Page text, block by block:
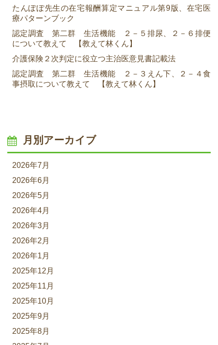
たんぽぽ先生の在宅報酬算定マニュアル第9版、在宅医
療パターンブック
認定調査 第二群 生活機能 ２－５排尿、２－６排便
について教えて 【教えて林くん】
介護保険２次判定に役立つ主治医意見書記載法
認定調査 第二群 生活機能 ２－３えん下、２－４食
事摂取について教えて 【教えて林くん】
月別アーカイブ
2026年7月
2026年6月
2026年5月
2026年4月
2026年3月
2026年2月
2026年1月
2025年12月
2025年11月
2025年10月
2025年9月
2025年8月